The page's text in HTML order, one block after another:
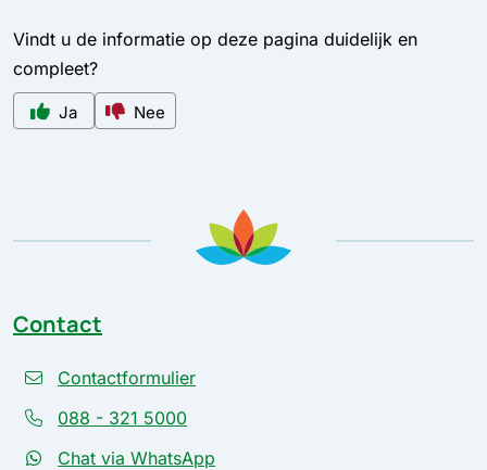
Vindt u de informatie op deze pagina duidelijk en
compleet?
Ja Nee
Contact
Contactformulier
088 - 321 5000
Chat via WhatsApp